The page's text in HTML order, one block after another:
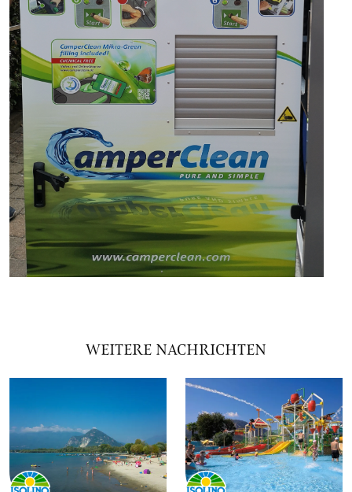
WEITERE NACHRICHTEN